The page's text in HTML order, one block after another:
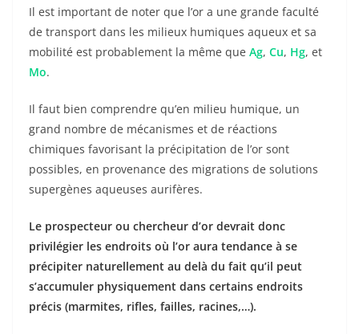
Il est important de noter que l’or a une grande faculté
de transport dans les milieux humiques aqueux et sa
mobilité est probablement la même que Ag, Cu, Hg, et
Mo.
Il faut bien comprendre qu’en milieu humique, un
grand nombre de mécanismes et de réactions
chimiques favorisant la précipitation de l’or sont
possibles, en provenance des migrations de solutions
supergènes aqueuses aurifères.
Le prospecteur ou chercheur d’or devrait donc
privilégier les endroits où l’or aura tendance à se
précipiter naturellement au delà du fait qu’il peut
s’accumuler physiquement dans certains endroits
précis (marmites, rifles, failles, racines,…).